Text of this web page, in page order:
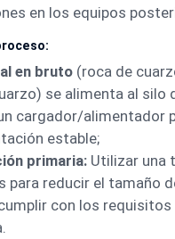
en los equipos
en bruto (roca de
se alimenta al silo
cargador/alimentador
estable;
primaria: Utilizar una
para reducir el tamaño
con los